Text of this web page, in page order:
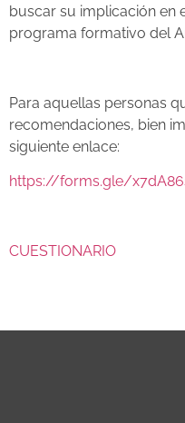
buscar su implicación en
programa formativo del
Para aquellas personas
recomendaciones, bien
siguiente enlace:
https://forms.gle/
CUESTIONARIO